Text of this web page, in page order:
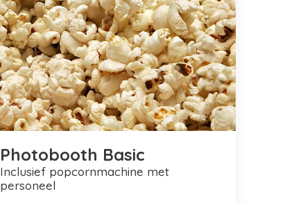
Photobooth Basic
inclusief popcornmachine met
personeel